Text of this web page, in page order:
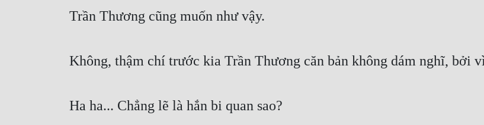
Trần Thương cũng muốn như vậy.
Không, thậm chí trước kia Trần Thương căn bản không dám nghĩ, bởi
Ha ha... Chẳng lẽ là hắn bi quan sao?